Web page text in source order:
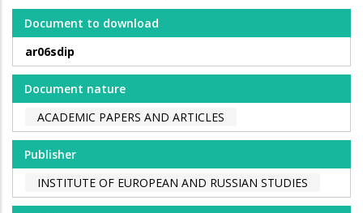
Document to download
ar06sdip
Document nature
ACADEMIC PAPERS AND ARTICLES
Publisher
INSTITUTE OF EUROPEAN AND RUSSIAN STUDIES